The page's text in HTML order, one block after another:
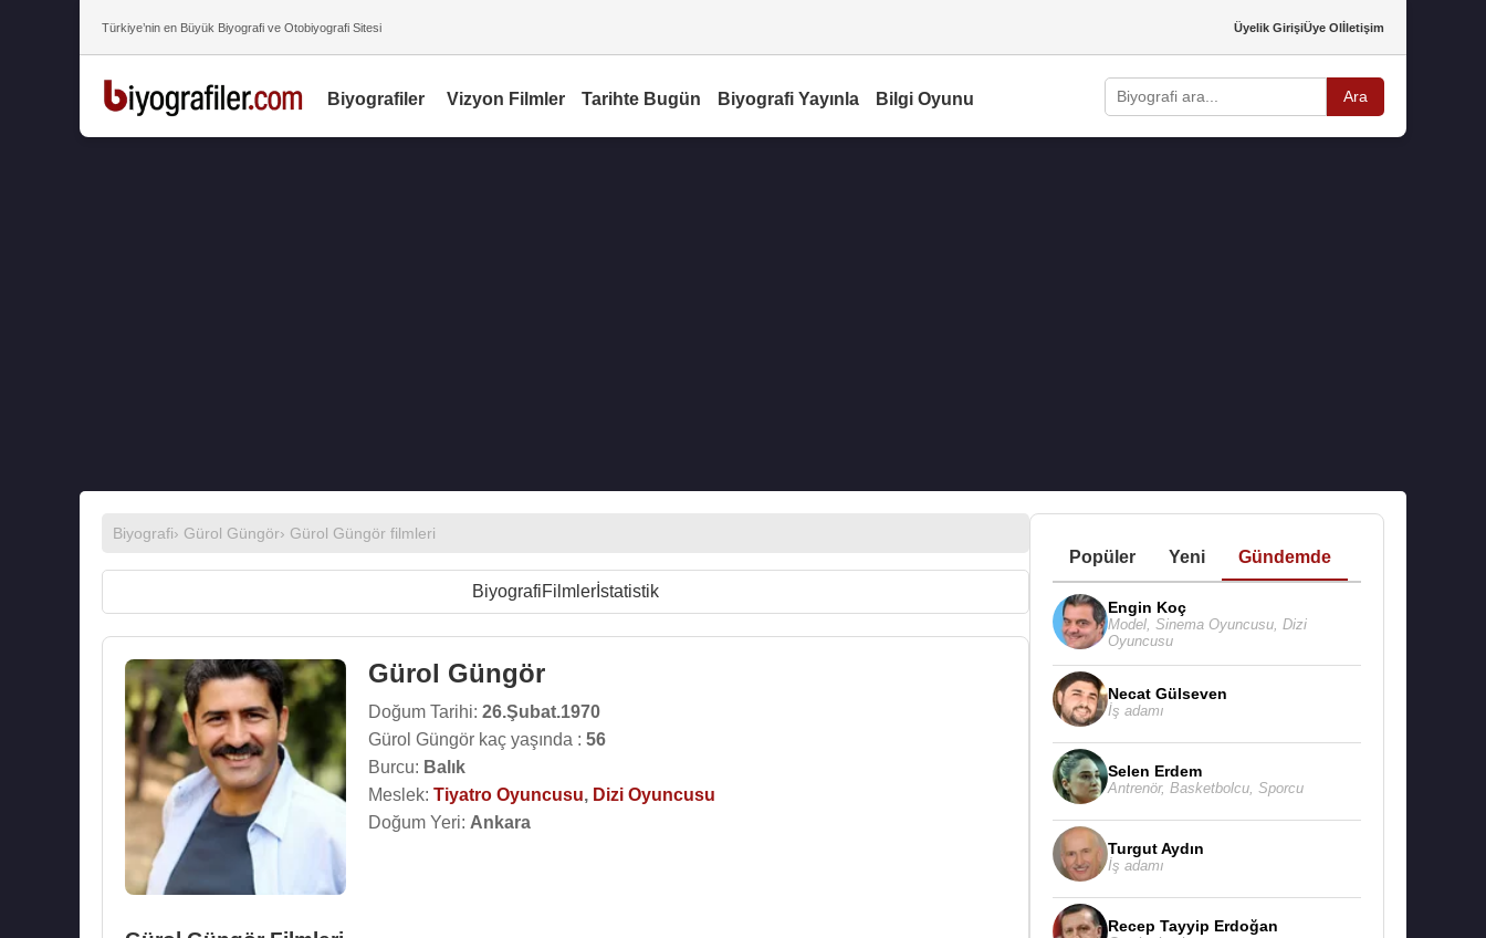
Türkiye’nin en Büyük Biyografi ve Otobiyografi Sitesi Üyelik GirişiÜye Olİletişim
Biyografiler Vizyon Filmler Tarihte Bugün Biyografi Yayınla Bilgi Oyunu Ara
Biyografi› Gürol Güngör› Gürol Güngör filmleri
BiyografiFilmlerİstatistik
Gürol Güngör
Doğum Tarihi: 26.Şubat.1970
Gürol Güngör kaç yaşında : 56
Burcu: Balık
Meslek: Tiyatro Oyuncusu, Dizi Oyuncusu
Doğum Yeri: Ankara
Popüler Yeni Gündemde
Engin Koç
Model, Sinema Oyuncusu, Dizi
Oyuncusu
Necat Gülseven
İş adamı
Selen Erdem
Antrenör, Basketbolcu, Sporcu
Turgut Aydın
İş adamı
Recep Tayyip Erdoğan